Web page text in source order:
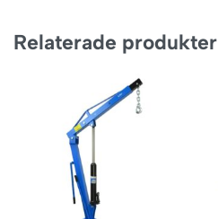
Relaterade produkter